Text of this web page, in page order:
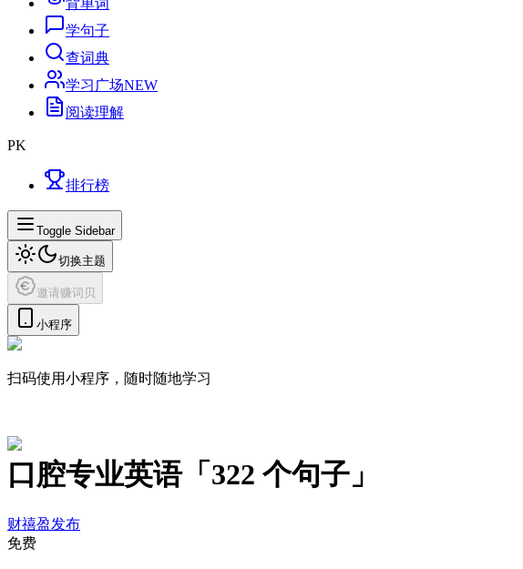
背单词
学句子
查词典
学习广场NEW
阅读理解
PK
排行榜
Toggle Sidebar
切换主题
邀请赚词贝
小程序
扫码使用小程序，随时随地学习
口腔专业英语「 322 个句子」
财禧盈发布
免费